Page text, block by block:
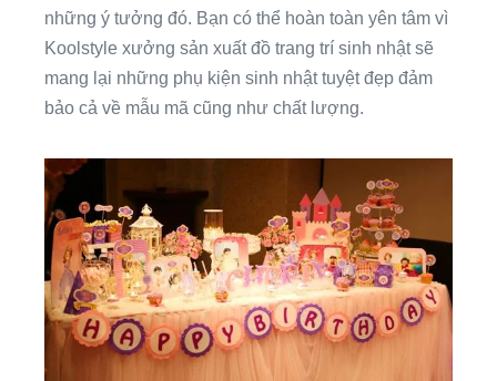
những ý tưởng đó. Bạn có thể hoàn toàn yên tâm vì
Koolstyle xưởng sản xuất đồ trang trí sinh nhật sẽ
mang lại những phụ kiện sinh nhật tuyệt đẹp đảm
bảo cả về mẫu mã cũng như chất lượng.